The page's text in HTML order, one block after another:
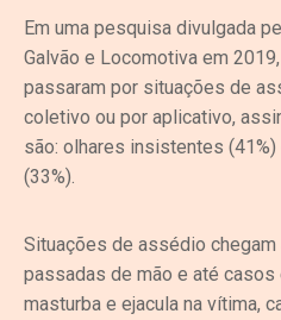
Em uma pesquisa divulgada
Galvão e Locomotiva em
passaram por situações de
coletivo ou por aplicativo,
são: olhares insistentes
(33%).
Situações de assédio
passadas de mão e até casos
masturba e ejacula na vítima,